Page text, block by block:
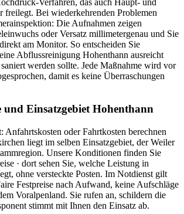
freilegt. Bei wiederkehrenden Problemen
Die Aufnahmen zeigen
oder Versatz millimetergenau und Sie
am Monitor. So entscheiden Sie
Abflussreinigung Hohenthann ausreicht
werden sollte. Jede Maßnahme wird vor
damit es keine Überraschungen
und Einsatzgebiet Hohenthann
Anfahrtskosten oder Fahrtkosten berechnen
liegt im selben Einsatzgebiet, der Weiler
Unsere Konditionen finden Sie
· dort sehen Sie, welche Leistung in
ohne versteckte Posten. Im Notdienst gilt
Festpreise nach Aufwand, keine Aufschläge
Voralpenland. Sie rufen an, schildern die
stimmt mit Ihnen den Einsatz ab.